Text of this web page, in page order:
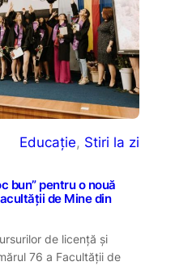
Educație, Stiri la zi
bun” pentru o nouă
de Mine din
de licență și
76 a Facultății de